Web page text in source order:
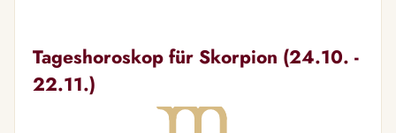
Tageshoroskop für Skorpion (24.10. -
22.11.)